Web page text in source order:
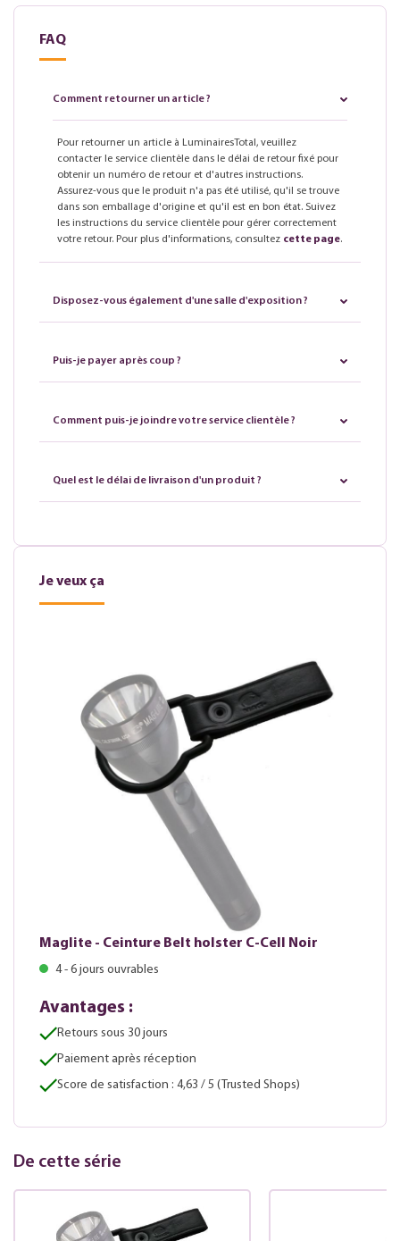
FAQ
Comment retourner un article ?
Pour retourner un article à LuminairesTotal, veuillez
contacter le service clientèle dans le délai de retour fixé pour
obtenir un numéro de retour et d'autres instructions.
Assurez-vous que le produit n'a pas été utilisé, qu'il se trouve
dans son emballage d'origine et qu'il est en bon état. Suivez
les instructions du service clientèle pour gérer correctement
votre retour. Pour plus d'informations, consultez cette page.
Disposez-vous également d'une salle d'exposition ?
Puis-je payer après coup ?
Comment puis-je joindre votre service clientèle ?
Quel est le délai de livraison d'un produit ?
Je veux ça
Maglite - Ceinture Belt holster C-Cell Noir
4 - 6 jours ouvrables
Avantages :
Retours sous 30 jours
Paiement après réception
Score de satisfaction : 4,63 / 5 (Trusted Shops)
De cette série